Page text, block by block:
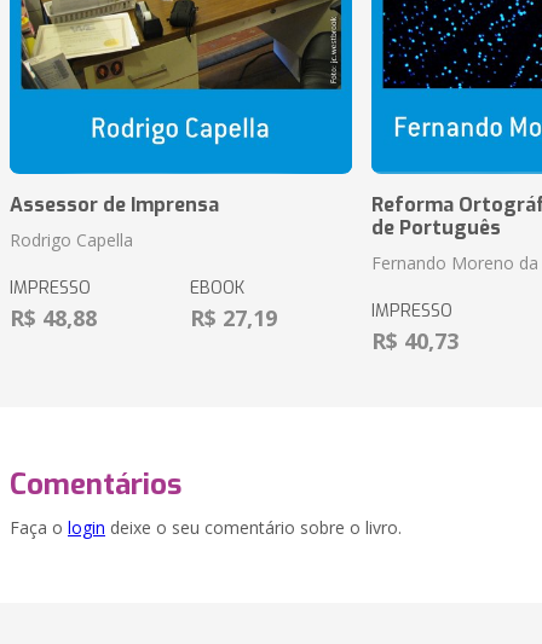
Assessor de Imprensa
Rodrigo Capella
IMPRESSO
R$ 48,88
EBOOK
R$ 27,19
Reforma
de Português
Fernando Moreno da
IMPRESSO
R$ 40,73
Comentários
Faça o login deixe o seu comentário sobre o livro.